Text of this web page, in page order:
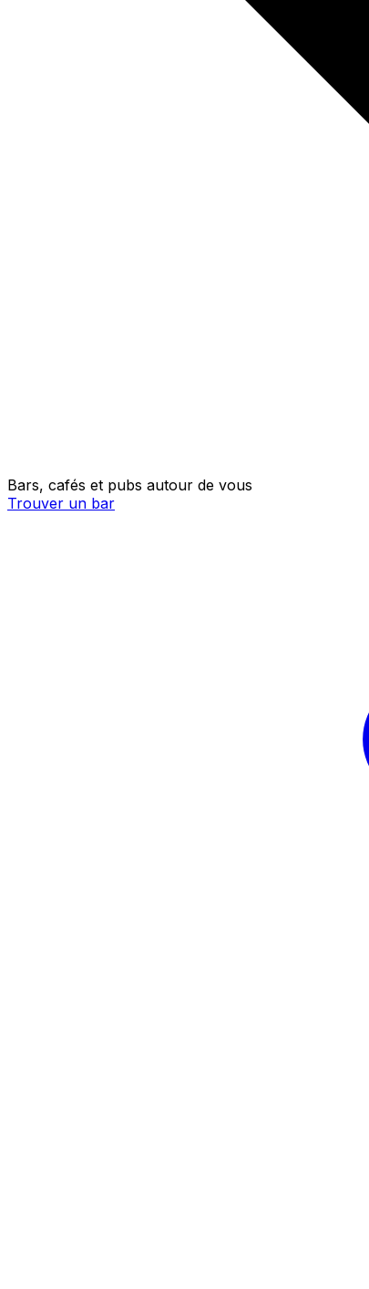
Bars, cafés et pubs autour de vous
Trouver un bar